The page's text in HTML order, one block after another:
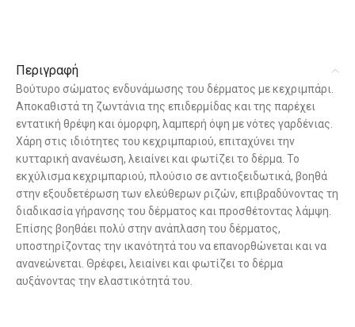
Περιγραφή
Βούτυρο σώματος ενδυνάμωσης του δέρματος με κεχριμπάρι.
Αποκαθιστά τη ζωντάνια της επιδερμίδας και της παρέχει
εντατική θρέψη και όμορφη, λαμπερή όψη με νότες γαρδένιας.
Χάρη στις ιδιότητες του κεχριμπαριού, επιταχύνει την
κυτταρική ανανέωση, λειαίνει και φωτίζει το δέρμα. Το
εκχύλισμα κεχριμπαριού, πλούσιο σε αντιοξειδωτικά, βοηθά
στην εξουδετέρωση των ελεύθερων ριζών, επιβραδύνοντας τη
διαδικασία γήρανσης του δέρματος και προσθέτοντας λάμψη.
Επίσης βοηθάει πολύ στην ανάπλαση του δέρματος,
υποστηρίζοντας την ικανότητά του να επανορθώνεται και να
ανανεώνεται. Θρέφει, λειαίνει και φωτίζει το δέρμα
αυξάνοντας την ελαστικότητά του.